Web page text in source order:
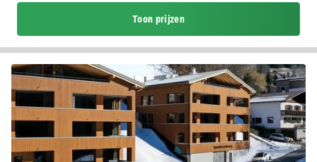
Toon prijzen